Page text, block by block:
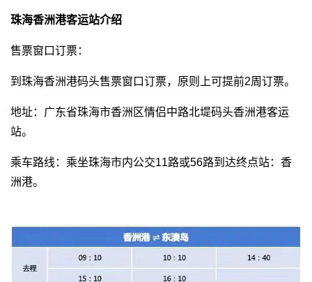
珠海香洲港客运站介绍
售票窗口订票：
到珠海香洲港码头售票窗口订票，原则上可提前2周订票。
地址：广东省珠海市香洲区情侣中路北堤码头香洲港客运
站。
乘车路线：乘坐珠海市内公交11路或56路到达终点站：香
洲港。